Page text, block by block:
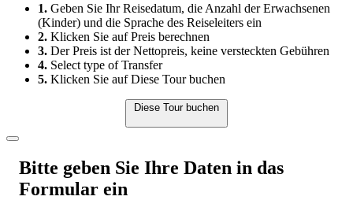
1. Geben Sie Ihr Reisedatum, die Anzahl der Erwachsenen
(Kinder) und die Sprache des Reiseleiters ein
2. Klicken Sie auf Preis berechnen
3. Der Preis ist der Nettopreis, keine versteckten Gebühren
4. Select type of Transfer
5. Klicken Sie auf Diese Tour buchen
Diese Tour buchen
Bitte geben Sie Ihre Daten in das
Formular ein